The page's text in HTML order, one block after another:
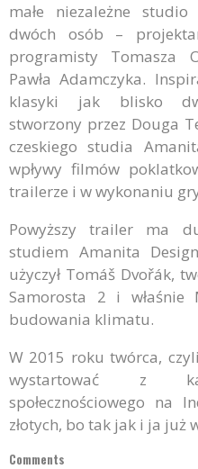
małe niezależne
dwóch osób –
programisty Tomasza
Pawła Adamczyka.
klasyki jak blisko
stworzony przez Douga
czeskiego studia
wpływy filmów
trailerze i w wykonaniu
Powyższy trailer ma
studiem Amanita
użyczył Tomáš Dvořák,
Samorosta 2 i właśnie
budowania klimatu.
W 2015 roku twórca,
wystartować z
społecznościowego na
złotych, bo tak jak i ja już
Comments